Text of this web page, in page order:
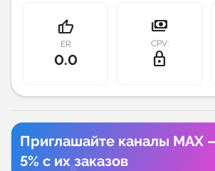
thumb_up
ER
0.0
payments
CPV:
lock_outline
Приглашайте каналы MAX
5% с их заказов